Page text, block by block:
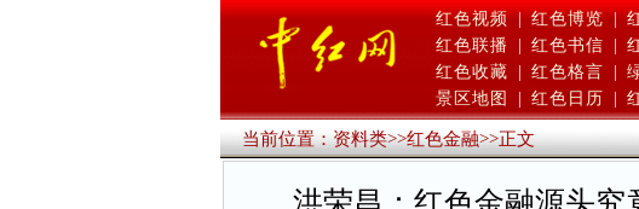
红色视频 | 红色博览 |
红色联播
红色书信
红色收藏
红色格言
景区地图
红色日历
当前位置：资料类>>红色金融>>正文
洪荣昌：红色金融源头究